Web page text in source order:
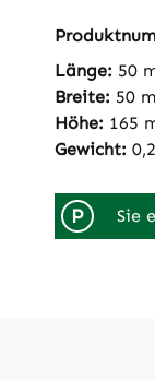
Länge: 50
Breite: 50
Höhe: 165
Gewicht:
P Sie